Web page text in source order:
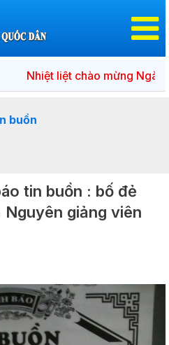
Nhiệt liệt chào mừng Ngày
buồn
tin buồn : bố đẻ
giảng viên